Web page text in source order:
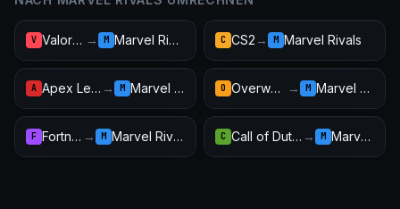
V Valorant → M Marvel Rivals C CS2 → M Marvel Rivals
A Apex Legends → M Marvel Rivals O Overwatch 2 → M Marvel Rivals
F Fortnite → M Marvel Rivals C Call of Duty: Warzone → M Marvel Rivals